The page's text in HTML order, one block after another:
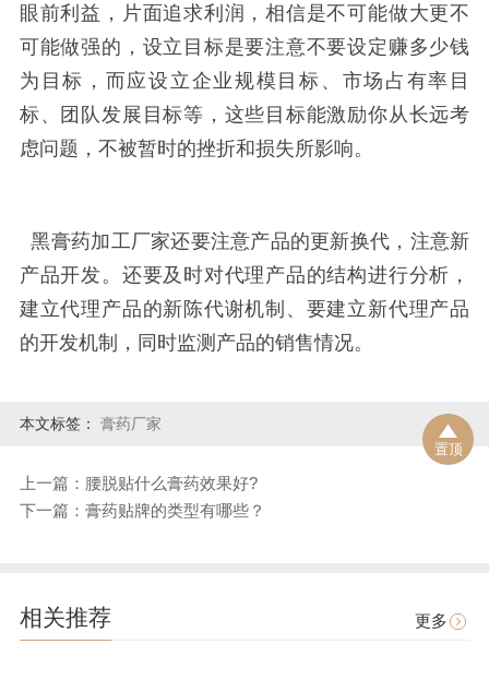
眼前利益，片面追求利润，相信是不可能做大更不
可能做强的，设立目标是要注意不要设定赚多少钱
为目标，而应设立企业规模目标、市场占有率目
标、团队发展目标等，这些目标能激励你从长远考
虑问题，不被暂时的挫折和损失所影响。
黑膏药加工厂家还要注意产品的更新换代，注意新
产品开发。还要及时对代理产品的结构进行分析，
建立代理产品的新陈代谢机制、要建立新代理产品
的开发机制，同时监测产品的销售情况。
本文标签： 膏药厂家
上一篇：腰脱贴什么膏药效果好?
下一篇：膏药贴牌的类型有哪些？
相关推荐 更多
置顶